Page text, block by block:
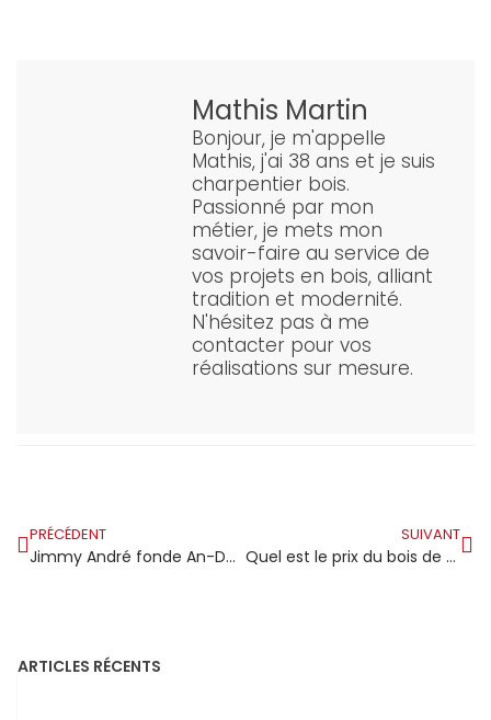
Mathis Martin
Bonjour, je m'appelle
Mathis, j'ai 38 ans et je suis
charpentier bois.
Passionné par mon
métier, je mets mon
savoir-faire au service de
vos projets en bois, alliant
tradition et modernité.
N'hésitez pas à me
contacter pour vos
réalisations sur mesure.
PRÉCÉDENT
Jimmy André fonde An-Dorn à Concarneau, une entreprise dédiée à l’art de la charpente
SUIVANT
Quel est le prix du bois de charpente en scierie ?
ARTICLES RÉCENTS